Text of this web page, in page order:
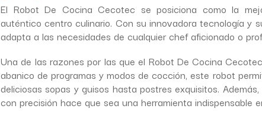
El Robot De Cocina Cecotec se posiciona como la
auténtico centro culinario. Con su innovadora tecnología y
adapta a las necesidades de cualquier chef aficionado o
Una de las razones por las que el Robot De Cocina
abanico de programas y modos de cocción, este robot
deliciosas sopas y guisos hasta postres exquisitos.
con precisión hace que sea una herramienta indispensable